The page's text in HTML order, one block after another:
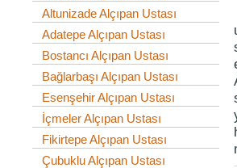
Altunizade Alçıpan Ustası
Adatepe Alçıpan Ustası
Bostancı Alçıpan Ustası
Bağlarbaşı Alçıpan Ustası
Esenşehir Alçıpan Ustası
İçmeler Alçıpan Ustası
Fikirtepe Alçıpan Ustası
Çubuklu Alçıpan Ustası